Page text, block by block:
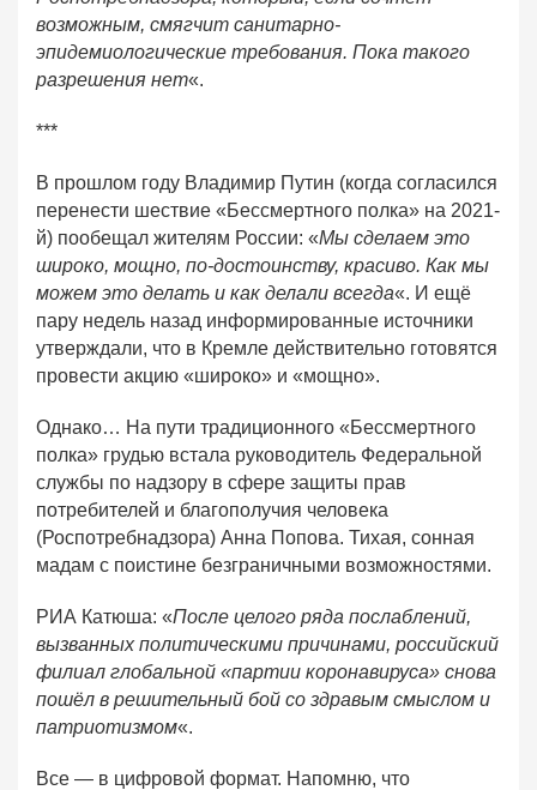
возможным, смягчит санитарно-
эпидемиологические требования. Пока такого
разрешения нет«.
***
В прошлом году Владимир Путин (когда согласился
перенести шествие «Бессмертного полка» на 2021-
й) пообещал жителям России: «Мы сделаем это
широко, мощно, по-достоинству, красиво. Как мы
можем это делать и как делали всегда«. И ещё
пару недель назад информированные источники
утверждали, что в Кремле действительно готовятся
провести акцию «широко» и «мощно».
Однако… На пути традиционного «Бессмертного
полка» грудью встала руководитель Федеральной
службы по надзору в сфере защиты прав
потребителей и благополучия человека
(Роспотребнадзора) Анна Попова. Тихая, сонная
мадам с поистине безграничными возможностями.
РИА Катюша: «После целого ряда послаблений,
вызванных политическими причинами, российский
филиал глобальной «партии коронавируса» снова
пошёл в решительный бой со здравым смыслом и
патриотизмом«.
Все — в цифровой формат. Напомню, что